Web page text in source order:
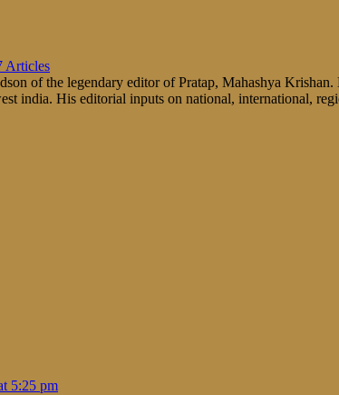
Articles
of the legendary editor of Pratap, Mahashya
india. His editorial inputs on national, international,
5:25 pm